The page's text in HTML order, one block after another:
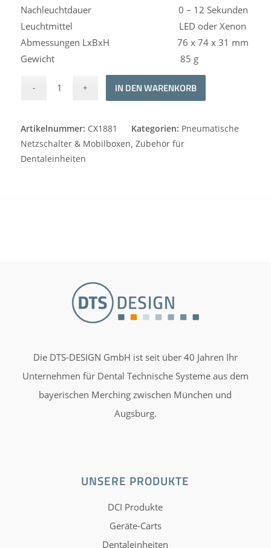
Nachleuchtdauer 0 – 12 Sekunden
Leuchtmittel LED oder Xenon
Abmessungen LxBxH 76 x 74 x 31 mm
Gewicht 85 g
IN DEN WARENKORB
Artikelnummer: CX1881 Kategorien: Pneumatische
Netzschalter & Mobilboxen Zubehör für
Dentaleinheiten
Die DTS-DESIGN GmbH ist seit über 40 Jahren Ihr
Unternehmen für Dental Technische Systeme aus dem
bayerischen Merching zwischen München und
Augsburg.
UNSERE PRODUKTE
DCI Produkte
Geräte-Carts
Dentaleinheiten